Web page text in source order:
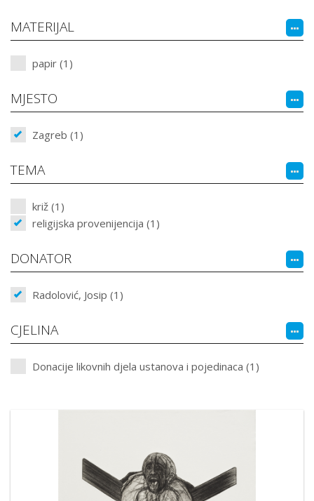
MATERIJAL
papir (1)
MJESTO
Zagreb (1)
TEMA
križ (1)
religijska provenijencija (1)
DONATOR
Radolović, Josip (1)
CJELINA
Donacije likovnih djela ustanova i pojedinaca (1)